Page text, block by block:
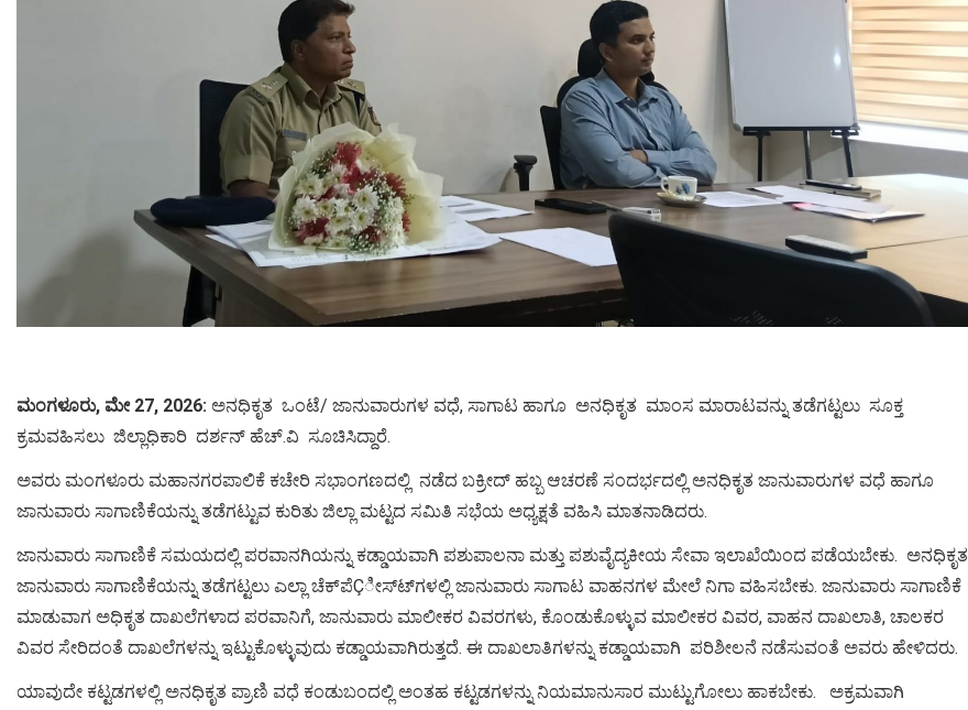
ಮಂಗಳೂರು, ಮೇ 27, 2026: ಅನಧಿಕೃತ ಒಂಟೆ/ ಜಾನುವಾರುಗಳ ವಧೆ, ಸಾಗಾಟ ಹಾಗೂ ಅನಧಿಕೃತ ಮಾಂಸ ಮಾರಾಟವನ್ನು ತಡೆಗಟ್ಟಲು ಸೂಕ್ತ
ಕ್ರಮವಹಿಸಲು ಜಿಲ್ಲಾಧಿಕಾರಿ ದರ್ಶನ್ ಹೆಚ್.ವಿ ಸೂಚಿಸಿದ್ದಾರೆ.
ಅವರು ಮಂಗಳೂರು ಮಹಾನಗರಪಾಲಿಕೆ ಕಚೇರಿ ಸಭಾಂಗಣದಲ್ಲಿ ನಡೆದ ಬಕ್ರೀದ್ ಹಬ್ಬ ಆಚರಣೆ ಸಂದರ್ಭದಲ್ಲಿ ಅನಧಿಕೃತ ಜಾನುವಾರುಗಳ ವಧೆ ಹಾಗೂ
ಜಾನುವಾರು ಸಾಗಾಣಿಕೆಯನ್ನು ತಡೆಗಟ್ಟುವ ಕುರಿತು ಜಿಲ್ಲಾ ಮಟ್ಟದ ಸಮಿತಿ ಸಭೆಯ ಅಧ್ಯಕ್ಷತೆ ವಹಿಸಿ ಮಾತನಾಡಿದರು.
ಜಾನುವಾರು ಸಾಗಾಣಿಕೆ ಸಮಯದಲ್ಲಿ ಪರವಾನಗಿಯನ್ನು ಕಡ್ಡಾಯವಾಗಿ ಪಶುಪಾಲನಾ ಮತ್ತು ಪಶುವೈದ್ಯಕೀಯ ಸೇವಾ ಇಲಾಖೆಯಿಂದ ಪಡೆಯಬೇಕು. ಅನಧಿಕೃತ
ಜಾನುವಾರು ಸಾಗಾಣಿಕೆಯನ್ನು ತಡೆಗಟ್ಟಲು ಎಲ್ಲಾ ಚೆಕ್‍ಪೆÇೀಸ್ಟ್‍ಗಳಲ್ಲಿ ಜಾನುವಾರು ಸಾಗಾಟ ವಾಹನಗಳ ಮೇಲೆ ನಿಗಾ ವಹಿಸಬೇಕು. ಜಾನುವಾರು ಸಾಗಾಣಿಕೆ
ಮಾಡುವಾಗ ಅಧಿಕೃತ ದಾಖಲೆಗಳಾದ ಪರವಾನಿಗೆ, ಜಾನುವಾರು ಮಾಲೀಕರ ವಿವರಗಳು, ಕೊಂಡುಕೊಳ್ಳುವ ಮಾಲೀಕರ ವಿವರ, ವಾಹನ ದಾಖಲಾತಿ, ಚಾಲಕರ
ವಿವರ ಸೇರಿದಂತೆ ದಾಖಲೆಗಳನ್ನು ಇಟ್ಟುಕೊಳ್ಳುವುದು ಕಡ್ಡಾಯವಾಗಿರುತ್ತದೆ. ಈ ದಾಖಲಾತಿಗಳನ್ನು ಕಡ್ಡಾಯವಾಗಿ ಪರಿಶೀಲನೆ ನಡೆಸುವಂತೆ ಅವರು ಹೇಳಿದರು.
ಯಾವುದೇ ಕಟ್ಟಡಗಳಲ್ಲಿ ಅನಧಿಕೃತ ಪ್ರಾಣಿ ವಧೆ ಕಂಡುಬಂದಲ್ಲಿ ಅಂತಹ ಕಟ್ಟಡಗಳನ್ನು ನಿಯಮಾನುಸಾರ ಮುಟ್ಟುಗೋಲು ಹಾಕಬೇಕು. ಅಕ್ರಮವಾಗಿ